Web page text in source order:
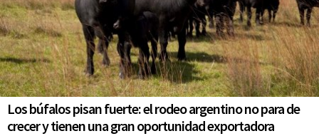
Los búfalos pisan fuerte: el rodeo argentino no para de
crecer y tienen una gran oportunidad exportadora